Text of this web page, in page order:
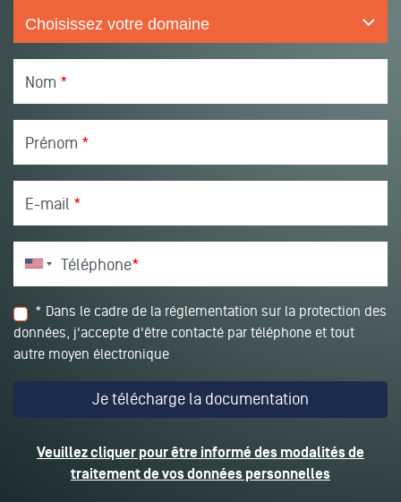
Nom *
Prénom *
E-mail *
Téléphone*
* Dans le cadre de la réglementation sur la protection des
données, j'accepte d'être contacté par téléphone et tout
autre moyen électronique
Veuillez cliquer pour être informé des modalités de
traitement de vos données personnelles